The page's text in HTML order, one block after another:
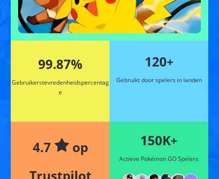
99.87%
Gebruikerstevredenheidspercentag
e
120+
Gebruikt door spelers in landen
4.7
op
150K+
Actieve Pokémon GO Spelers